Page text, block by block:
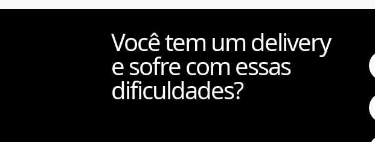
Você tem um delivery
e sofre com essas
dificuldades?